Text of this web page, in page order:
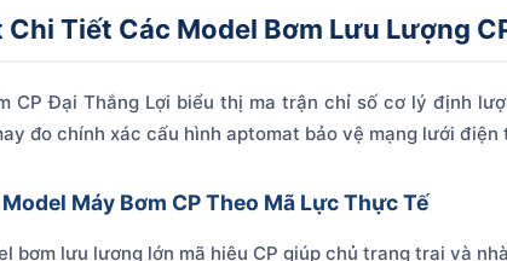
Tiết Các Model Bơm Lưu Lượng
CP Đại Thắng Lợi biểu thị ma trận chỉ số cơ lý định
đo chính xác cấu hình aptomat bảo vệ mạng lưới điện
Máy Bơm CP Theo Mã Lực Thực Tế
bơm lưu lượng lớn mã hiệu CP giúp chủ trang trại và